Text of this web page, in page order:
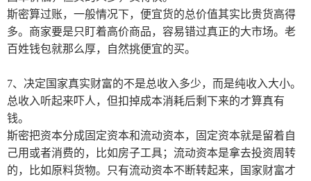
斯密算过账，一般情况下，便宜货的总价值其实比贵货高得
多。商家要是只盯着高价商品，容易错过真正的大市场。老
百姓钱包就那么厚，自然挑便宜的买。
7、决定国家真实财富的不是总收入多少，而是纯收入大小。
总收入听起来吓人，但扣掉成本消耗后剩下来的才算真有
钱。
斯密把资本分成固定资本和流动资本，固定资本就是留着自
己用或者消费的，比如房子工具；流动资本是拿去投资周转
的，比如原料货物。只有流动资本不断转起来，国家财富才